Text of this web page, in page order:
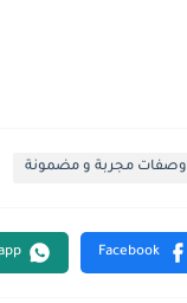
وصفات مجربة و مضمونة